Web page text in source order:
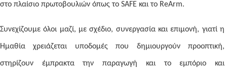
στο πλαίσιο πρωτοβουλιών όπως το SAFE και το ReArm.
Συνεχίζουμε όλοι μαζί, με σχέδιο, συνεργασία και επιμονή, γιατί η
Ημαθία χρειάζεται υποδομές που δημιουργούν προοπτική,
στηρίζουν έμπρακτα την παραγωγή και το εμπόριο και